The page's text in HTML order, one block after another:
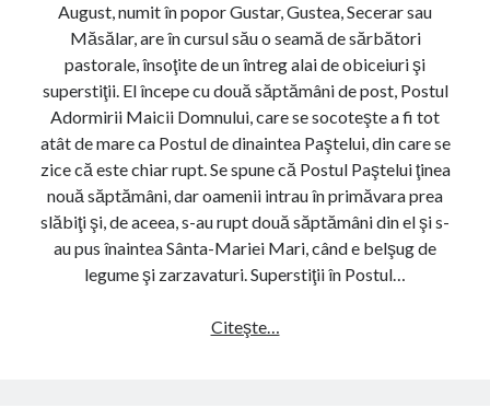
C
i
r
e
ş
a
r
)
i
o
b
i
c
e
i
u
r
i
î
l
August, numit în popor Gustar, Gustea, Secerar sau
Măsălar, are în cursul său o seamă de sărbători
pastorale, însoţite de un întreg alai de obiceiuri şi
superstiţii. El începe cu două săptămâni de post, Postul
Adormirii Maicii Domnului, care se socoteşte a fi tot
atât de mare ca Postul de dinaintea Paştelui, din care se
zice că este chiar rupt. Se spune că Postul Paştelui ţinea
nouă săptămâni, dar oamenii intrau în primăvara prea
slăbiţi şi, de aceea, s-au rupt două săptămâni din el şi s-
au pus înaintea Sânta-Mariei Mari, când e belşug de
legume şi zarzavaturi. Superstiţii în Postul…
Citeşte…